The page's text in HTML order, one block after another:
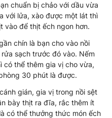
chuẩn bị chảo với dầu vừa
với lửa, xào được một lát thì
vào để thịt ếch ngon hơn.
chín là bạn cho vào nồi
sạch trước đó vào. Nếm
có thể thêm gia vị cho vừa,
30 phút là được.
gián, gia vị trong nồi sệt
bày thịt ra đĩa, rắc thêm ít
có thể thưởng thức món ếch